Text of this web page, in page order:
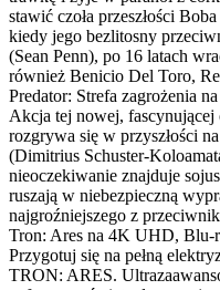
stawić czoła przeszłości
kiedy jego bezlitosny
(Sean Penn), po 16 latach
również Benicio Del Toro,
Predator: Strefa zagrożenia
Akcja tej nowej, fascynującej
rozgrywa się w przyszłości
(Dimitrius Schuster-
nieoczekiwanie znajduje
ruszają w niebezpieczną
najgroźniejszego z
Tron: Ares na 4K UHD,
Przygotuj się na pełną
TRON: ARES.